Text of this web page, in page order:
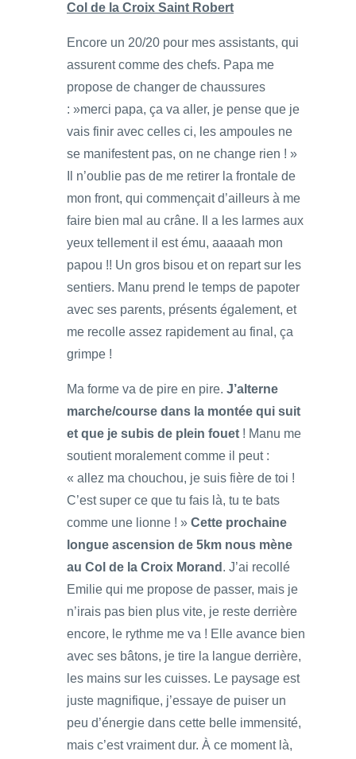
Col de la Croix Saint Robert
Encore un 20/20 pour mes assistants, qui
assurent comme des chefs. Papa me
propose de changer de chaussures
: »merci papa, ça va aller, je pense que je
vais finir avec celles ci, les ampoules ne
se manifestent pas, on ne change rien ! »
Il n’oublie pas de me retirer la frontale de
mon front, qui commençait d’ailleurs à me
faire bien mal au crâne. Il a les larmes aux
yeux tellement il est ému, aaaaah mon
papou !! Un gros bisou et on repart sur les
sentiers. Manu prend le temps de papoter
avec ses parents, présents également, et
me recolle assez rapidement au final, ça
grimpe !
Ma forme va de pire en pire. J’alterne
marche/course dans la montée qui suit
et que je subis de plein fouet ! Manu me
soutient moralement comme il peut :
« allez ma chouchou, je suis fière de toi !
C’est super ce que tu fais là, tu te bats
comme une lionne ! » Cette prochaine
longue ascension de 5km nous mène
au Col de la Croix Morand . J’ai recollé
Emilie qui me propose de passer, mais je
n’irais pas bien plus vite, je reste derrière
encore, le rythme me va ! Elle avance bien
avec ses bâtons, je tire la langue derrière,
les mains sur les cuisses. Le paysage est
juste magnifique, j’essaye de puiser un
peu d’énergie dans cette belle immensité,
mais c’est vraiment dur. À ce moment là,